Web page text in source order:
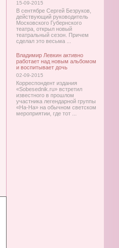
15-09-2015
В сентябре Сергей Безруков,
действующий руководитель
Московского Губернского
театра, открыл новый
театральный сезон. Причем
сделал это весьма ...
Владимир Левкин активно
работает над новым альбомом
и воспитывает дочь
02-09-2015
Корреспондент издания
«Sobesednik.ru» встретил
известного в прошлом
участника легендарной группы
«На-На» на обычном светском
мероприятии, где тот ...